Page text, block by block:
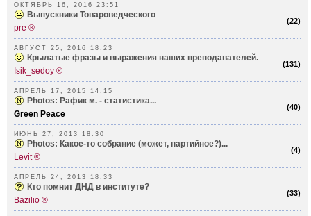
ОКТЯБРЬ 16, 2016 23:51
(22)
Выпускники Товароведческого
pre ®
АВГУСТ 25, 2016 18:23
(131)
Крылатые фразы и выражения наших преподавателей.
Isik_sedoy ®
АПРЕЛЬ 17, 2015 14:15
(40)
Photos: Рафик м. - статистика...
Green Peace
ИЮНЬ 27, 2013 18:30
(4)
Photos: Какое-то собрание (может, партийное?)...
Levit ®
АПРЕЛЬ 24, 2013 18:33
(33)
Кто помнит ДНД в институте?
Bazilio ®